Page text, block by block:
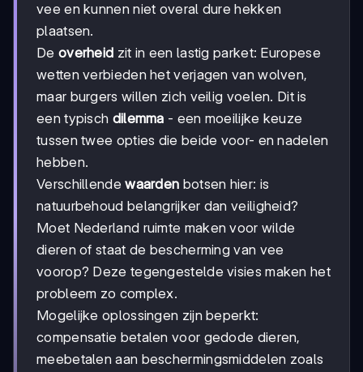
vee en kunnen niet overal dure hekken
plaatsen.
De overheid zit in een lastig parket: Europese
wetten verbieden het verjagen van wolven,
maar burgers willen zich veilig voelen. Dit is
een typisch dilemma - een moeilijke keuze
tussen twee opties die beide voor- en nadelen
hebben.
Verschillendewaarden botsen hier: is
natuurbehoud belangrijker dan veiligheid?
Moet Nederland ruimte maken voor wilde
dieren of staat de bescherming van vee
voorop? Deze tegengestelde visies maken het
probleem zo complex.
Mogelijke oplossingen zijn beperkt:
compensatie betalen voor gedode dieren,
meebetalen aan beschermingsmiddelen zoals